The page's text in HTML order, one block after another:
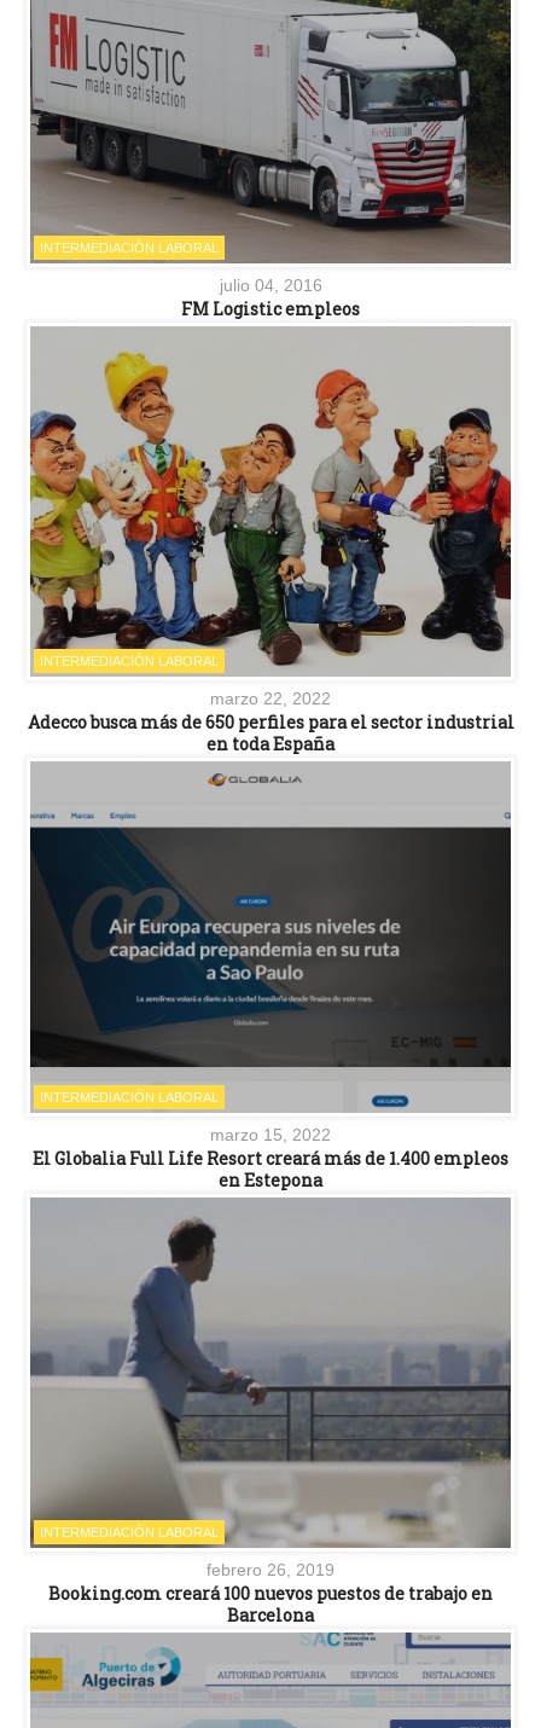
INTERMEDIACIÓN LABORAL
julio 04, 2016
FM Logistic empleos
INTERMEDIACIÓN LABORAL
marzo 22, 2022
Adecco busca más de 650 perfiles para el sector industrial
en toda España
INTERMEDIACIÓN LABORAL
marzo 15, 2022
El Globalia Full Life Resort creará más de 1.400 empleos
en Estepona
INTERMEDIACIÓN LABORAL
febrero 26, 2019
Booking.com creará 100 nuevos puestos de trabajo en
Barcelona